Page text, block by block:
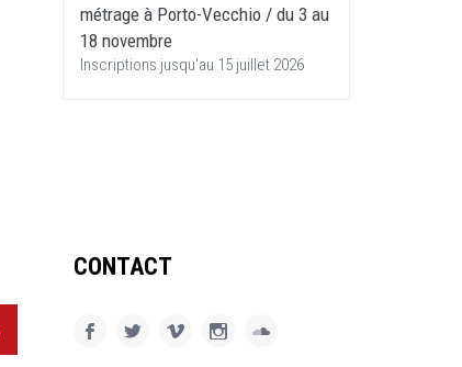
métrage à Porto-Vecchio / du 3 au
18 novembre
Inscriptions jusqu'au 15 juillet 2026
CONTACT